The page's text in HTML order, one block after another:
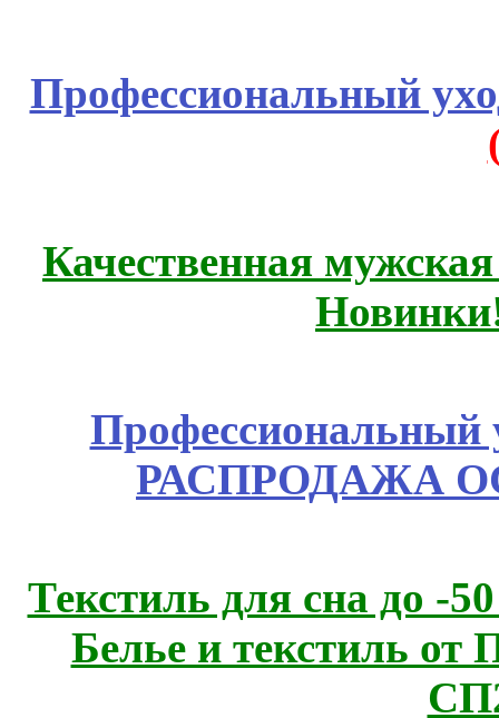
Профессиональный
Качественная
Профессиональный
РАСПРОДАЖА
Текстиль для сна до
Белье и текстиль от